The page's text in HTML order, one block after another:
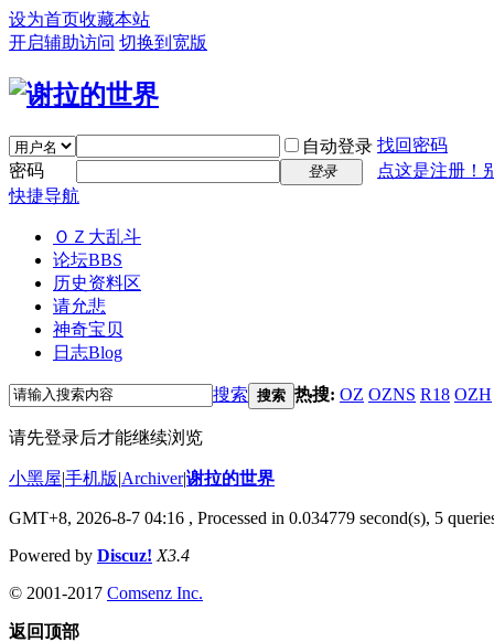
设为首页收藏本站
开启辅助访问 切换到宽版
自动登录 找回密码
密码
登录
点这是注册！
快捷导航
ＯＺ大乱斗
论坛BBS
历史资料区
请允悲
神奇宝贝
日志Blog
搜索 搜索 热搜: OZ OZNS R18 OZH
请先登录后才能继续浏览
小黑屋|手机版|Archiver|谢拉的世界
GMT+8, 2026-8-7 04:16 , Processed in 0.034779 second(s), 5
Powered by Discuz! X3.4
© 2001-2017 Comsenz Inc.
返回顶部